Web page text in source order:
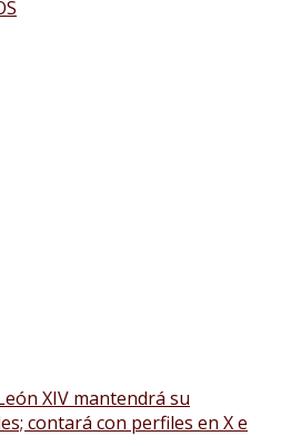
XIV mantendrá su
contará con perfiles en X e